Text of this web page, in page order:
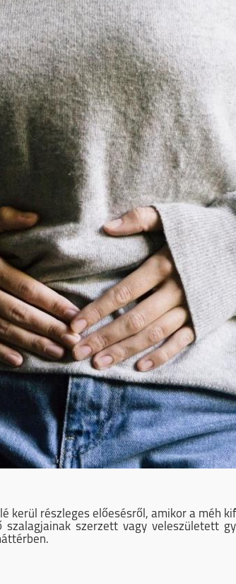
kerül részleges előesésről, amikor a méh
szerzett vagy veleszületett